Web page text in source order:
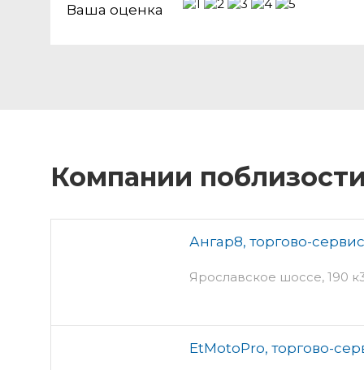
Ваша оценка
Компании
Ангар8, торгово-
Ярославское шоссе, 190
EtMotoPro, торгово-